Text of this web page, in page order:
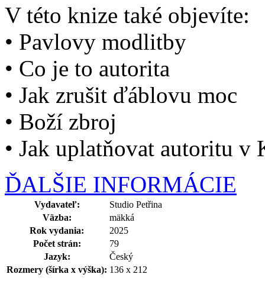
V této knize také objevíte:
• Pavlovy modlitby
• Co je to autorita
• Jak zrušit ďáblovu moc
• Boží zbroj
• Jak uplatňovat autoritu v
ĎALŠIE INFORMÁCIE
Vydavateľ:
Studio Petřina
Väzba:
mäkká
Rok vydania:
2025
Počet strán:
79
Jazyk:
Český
Rozmery (šírka x výška): 136 x 212